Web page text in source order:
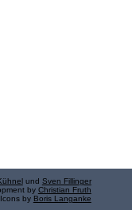
und Sven Fillinger
by Christian Fruth
by Boris Langanke